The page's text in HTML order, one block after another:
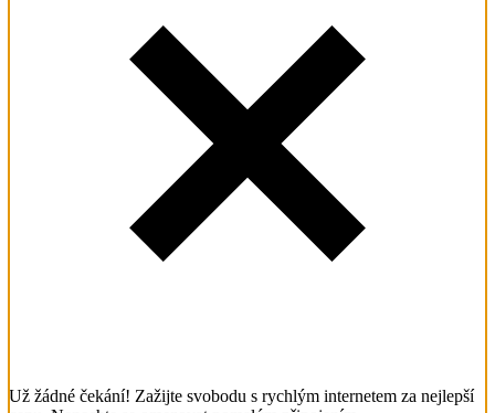
Už žádné čekání! Zažijte svobodu s rychlým internetem za nejlepší